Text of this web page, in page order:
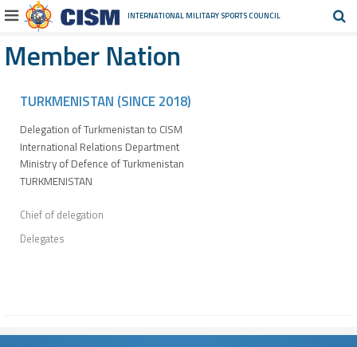
INTERNATIONAL MILITARY SPORTS COUNCIL
Member Nation
TURKMENISTAN (SINCE 2018)
Delegation of Turkmenistan to CISM
International Relations Department
Ministry of Defence of Turkmenistan
TURKMENISTAN
Chief of delegation
Delegates